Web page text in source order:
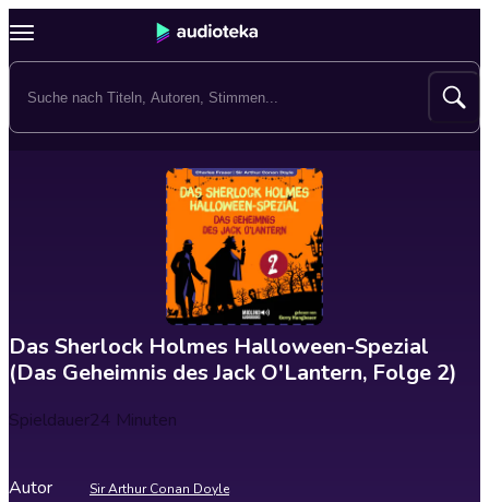
Das Sherlock Holmes Halloween-Spezial
(Das Geheimnis des Jack O'Lantern, Folge 2)
Spieldauer24 Minuten
Autor Sir Arthur Conan Doyle